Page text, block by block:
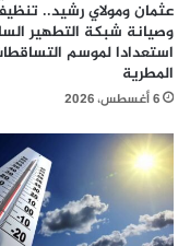
عثمان ومولاي رشيد..
وصيانة شبكة التطهير
استعدادا لموسم
المطرية
6 أغسطس، 2026